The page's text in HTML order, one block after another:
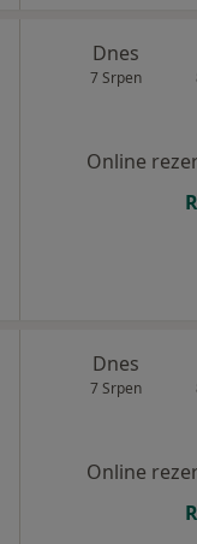
Dnes
7 Srpen
Online
Dnes
7 Srpen
Online